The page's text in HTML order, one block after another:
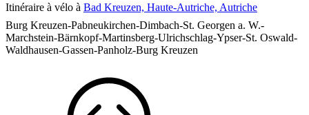
Itinéraire à vélo à Bad Kreuzen, Haute-Autriche, Autriche
Burg Kreuzen-Pabneukirchen-Dimbach-St. Georgen a. W.-
Marchstein-Bärnkopf-Martinsberg-Ulrichschlag-Ypser-St. Oswald-
Waldhausen-Gassen-Panholz-Burg Kreuzen